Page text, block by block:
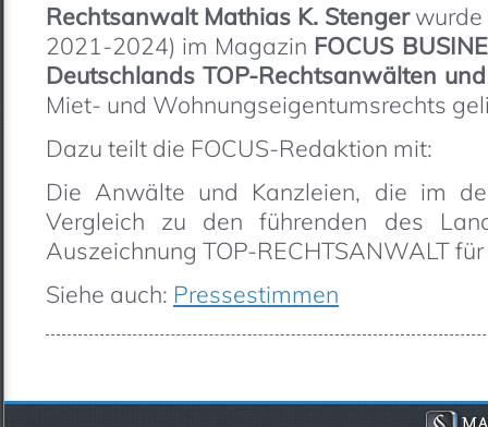
Rechtsanwalt Mathias K. Stengerwurde
2021-2024) im Magazin FOCUS
Deutschlands TOP-Rechtsanwälten
Miet- und Wohnungseigentumsrechts
Dazu teilt die FOCUS-Redaktion mit:
Die Anwälte und Kanzleien, die im
Vergleich zu den führenden des
Auszeichnung TOP-RECHTSANWALT
Siehe auch: Pressestimmen